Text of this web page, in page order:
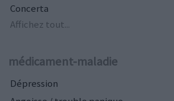
Concerta
Affichez tout...
médicament-maladie
Dépression